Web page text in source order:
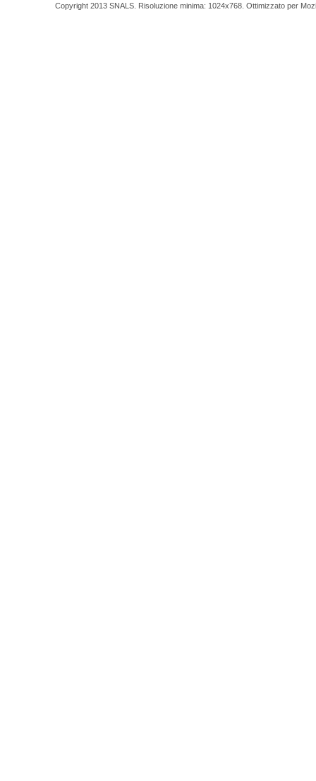
Copyright 2013 SNALS. Risoluzione minima: 1024x768. Ottimizzato per